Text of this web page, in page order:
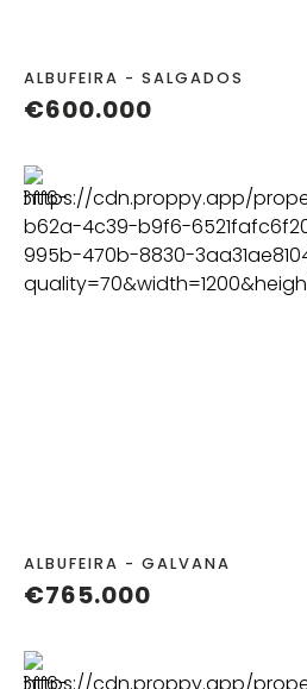
ALBUFEIRA - SALGADOS
€600.000
ALBUFEIRA - GALVANA
€765.000